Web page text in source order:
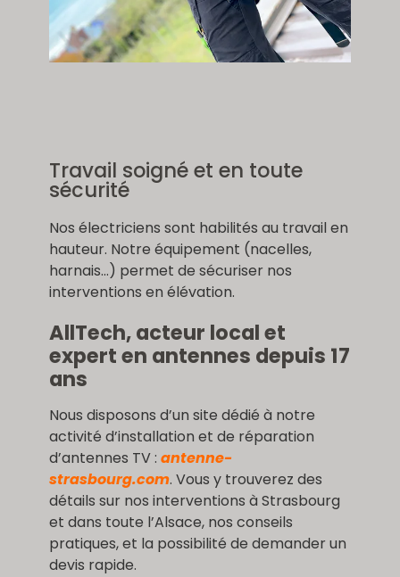
Travail soigné et en toute
sécurité
Nos électriciens sont habilités au travail en
hauteur. Notre équipement (nacelles,
harnais…) permet de sécuriser nos
interventions en élévation.
AllTech, acteur local et
expert en antennes depuis 17
ans
Nous disposons d’un site dédié à notre
activité d’installation et de réparation
d’antennes TV : antenne-
strasbourg.com. Vous y trouverez des
détails sur nos interventions à Strasbourg
et dans toute l’Alsace, nos conseils
pratiques, et la possibilité de demander un
devis rapide.